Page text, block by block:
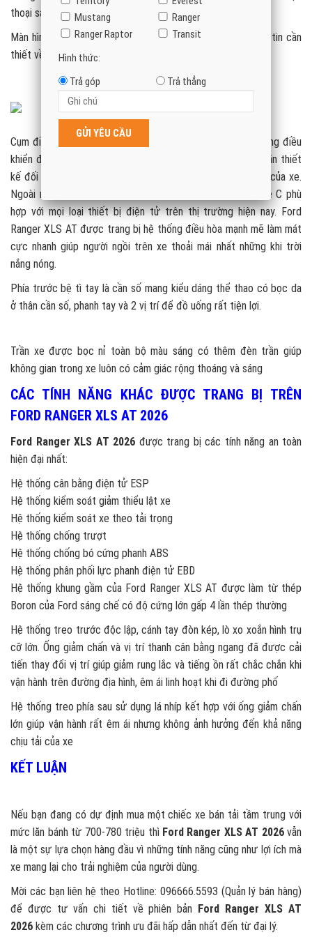
thoại sau khi kết nối Bluetooth hoặc Sync 3.
Màn hình sau vô lăng dạng kỹ thuật số thể hiện các thông tin cần
thiết về cung đường, nhiên liệu …
Cụm điều khiển phía trước mặt táp lô đầy đủ các chức năng điều
khiển điều hòa, volume, nhạc, radio. Các nút bấm và núm vặn thiết
kế đối xứng, cân đối, hình dạng nút toát lên vẻ sang trọng của xe.
Ngoài ra được trang bị thêm 1 cổng USB và 1 cổng Type C phù
hợp với mọi loại thiết bị điện tử trên thị trường hiện nay. Ford
Ranger XLS AT được trang bị hệ thống điều hòa mạnh mẽ làm mát
cực nhanh giúp người ngồi trên xe thoải mái nhất những khi trời
nắng nóng.
Phía trước bệ tì tay là cần số mang kiểu dáng thể thao có bọc da
ở thân cần số, phanh tay và 2 vị trí để đồ uống rất tiện lợi.
Trần xe được bọc nỉ toàn bộ màu sáng có thêm đèn trần giúp
không gian trong xe luôn có cảm giác rộng thoáng và sáng
CÁC TÍNH NĂNG KHÁC ĐƯỢC TRANG BỊ TRÊN
FORD RANGER XLS AT 2026
Ford Ranger XLS AT 2026 được trang bị các tính năng an toàn
hiện đại nhất:
Hệ thống cân bằng điện tử ESP
Hệ thống kiểm soát giảm thiểu lật xe
Hệ thống kiểm soát xe theo tải trọng
Hệ thống chống trượt
Hệ thống chống bó cứng phanh ABS
Hệ thống phân phối lực phanh điện tử EBD
Hệ thống khung gầm của Ford Ranger XLS AT được làm từ thép
Boron của Ford sáng chế có độ cứng lớn gấp 4 lần thép thường
Hệ thống treo trước độc lập, cánh tay đòn kép, lò xo xoắn hình trụ
cỡ lớn. Ống giảm chấn và vị trí thanh cân bằng ngang đã được cải
tiến thay đổi vị trí giúp giảm rung lắc và tiếng ồn rất chắc chắn khi
vận hành trên đường địa hình, êm ái linh hoạt khi đi đường phố
Hệ thống treo phía sau sử dụng lá nhíp kết hợp với ống giảm chấn
lớn giúp vận hành rất êm ái nhưng không ảnh hưởng đến khả năng
chịu tải của xe
KẾT LUẬN
Nếu bạn đang có dự định mua một chiếc xe bán tải tầm trung với
mức lăn bánh từ 700-780 triệu thì Ford Ranger XLS AT 2026vẫn
là một sự lựa chọn hàng đầu vì những tính năng cũng như lợi ích mà
xe mang lại cho trải nghiệm của người dùng.
Mời các bạn liên hệ theo Hotline: 096666.5593 (Quản lý bán hàng)
để được tư vấn chi tiết về phiên bản Ford Ranger XLS AT
2026 kèm các chương trình ưu đãi hấp dẫn nhất đến từ đại lý.
Mustang
Ranger
Ranger Raptor
Transit
Hình thức:
Trả góp
Trả thẳng